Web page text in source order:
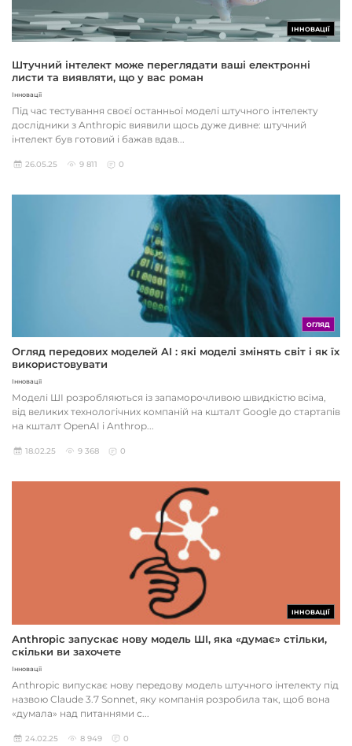
ІННОВАЦІЇ
Штучний інтелект може переглядати ваші електронні
листи та виявляти, що у вас роман
Інновації
Під час тестування своєї останньої моделі штучного інтелекту
дослідники з Anthropic виявили щось дуже дивне: штучний
інтелект був готовий і бажав вдав...
26.05.25 9 811 0
ОГЛЯД
Огляд передових моделей AI : які моделі змінять світ і як їх
використовувати
Інновації
Моделі ШІ розробляються із запаморочливою швидкістю всіма,
від великих технологічних компаній на кшталт Google до стартапів
на кшталт OpenAI і Anthrop...
18.02.25 9 368 0
ІННОВАЦІЇ
Anthropic запускає нову модель ШІ, яка «думає» стільки,
скільки ви захочете
Інновації
Anthropic випускає нову передову модель штучного інтелекту під
назвою Claude 3.7 Sonnet, яку компанія розробила так, щоб вона
«думала» над питаннями с...
24.02.25 8 949 0